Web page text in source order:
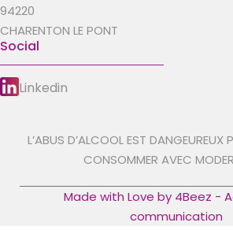
94220
CHARENTON LE PONT
Social
Linkedin
L’ABUS D’ALCOOL EST DANGEUREUX
CONSOMMER AVEC
Made with Love by 4Beez -
communication